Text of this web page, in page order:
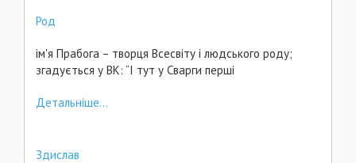
Род
ім'я Прабога – творця Всесвіту і людського роду;
згадується у ВК: “І тут у Сварги перші
Детальніше...
Здислав